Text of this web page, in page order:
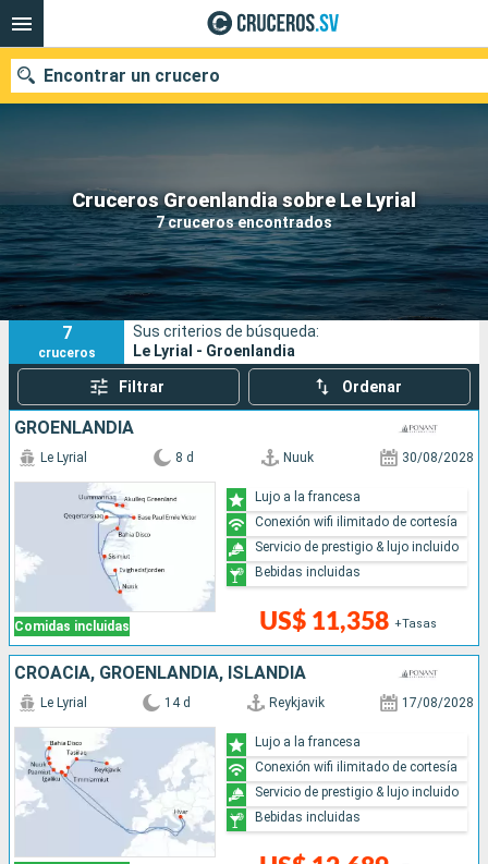
Cruceros Groenlandia sobre Le Lyrial
7 cruceros encontrados
Encontrar un crucero
Nuestros destinos
Fecha de salida
Puertos Compañías
Buscar
7
cruceros
Sus criterios de búsqueda:
Le Lyrial - Groenlandia
Filtrar Ordenar
GROENLANDIA
Comidas incluidas
Le Lyrial 8 d Nuuk 30/08/2028
US$ 11,358 +Tasas
Lujo a la francesa
Conexión wifi ilimitado de cortesía
Servicio de prestigio & lujo incluido
Bebidas incluidas
CROACIA, GROENLANDIA, ISLANDIA
Le Lyrial 14 d Reykjavik 17/08/2028
Lujo a la francesa
Conexión wifi ilimitado de cortesía
Servicio de prestigio & lujo incluido
Bebidas incluidas